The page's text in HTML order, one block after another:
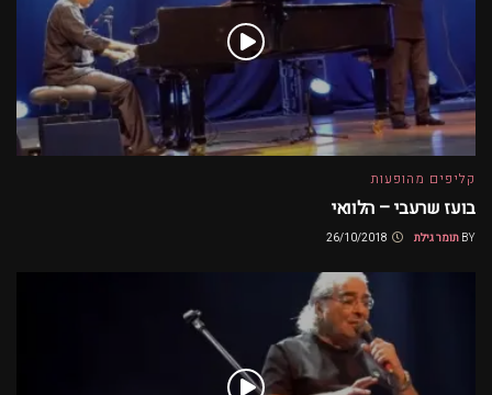
קליפים מהופעות
בועז שרעבי – הלוואי
BY תומר גילת